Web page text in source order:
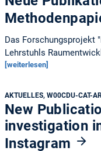
Das Forschungsprojekt
Lehrstuhls
[weiterlesen]
AKTUELLES, W00CDU-CAT-
New
investigation
Instagram